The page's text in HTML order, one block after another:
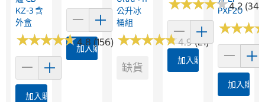
KZ-3 含
外盒
★★★★★
★★★★★4.8 (156)
加入購物車
加入購物車
公升冰
桶組
★★★★★
★★★★★4.9 (21)
缺貨
★★★★★
★★★★★4.2
加入購物車
PXF20
★★★
★★★
加入購物